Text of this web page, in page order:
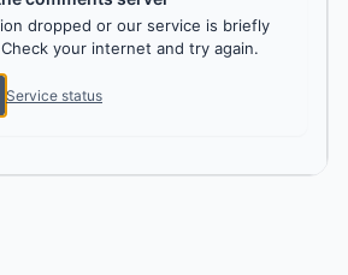
dropped or our service is briefly
your internet and try again.
Service status